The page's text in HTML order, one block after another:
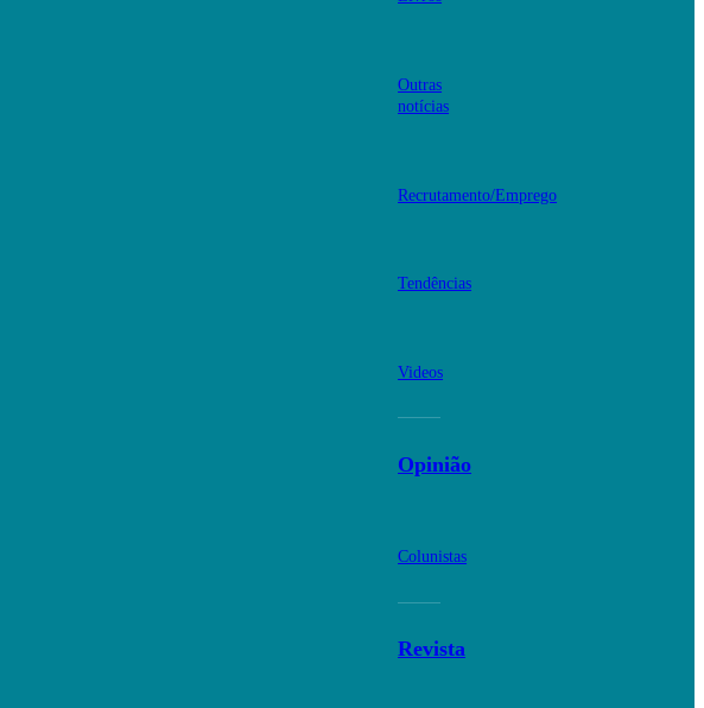
Outras
notícias
Recrutamento/Emprego
Tendências
Videos
Opinião
Colunistas
Revista